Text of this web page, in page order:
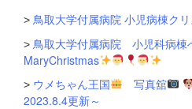
鳥取大学付属病院 小児病棟ク
鳥取大学付属病院 小児科病棟
MaryChristmas
ウメちゃん王国
写真舘
2023.8.4更新～